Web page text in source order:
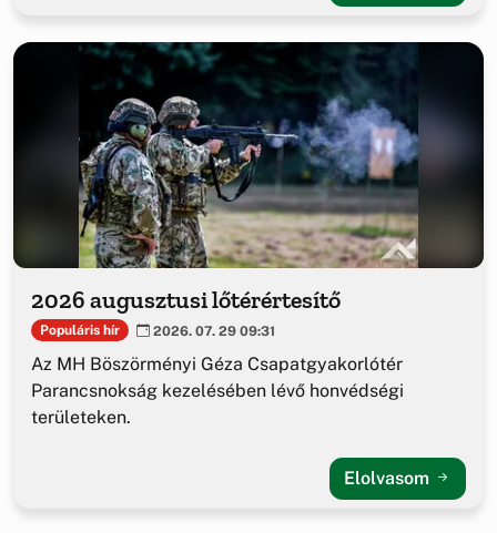
2026 augusztusi lőtérértesítő
Populáris hír 2026. 07. 29 09:31
Az MH Böszörményi Géza Csapatgyakorlótér
Parancsnokság kezelésében lévő honvédségi
területeken.
Elolvasom